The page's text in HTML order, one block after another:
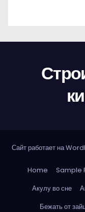
Сайт работает на
Home Sample
Акулу во сне
Бежать от